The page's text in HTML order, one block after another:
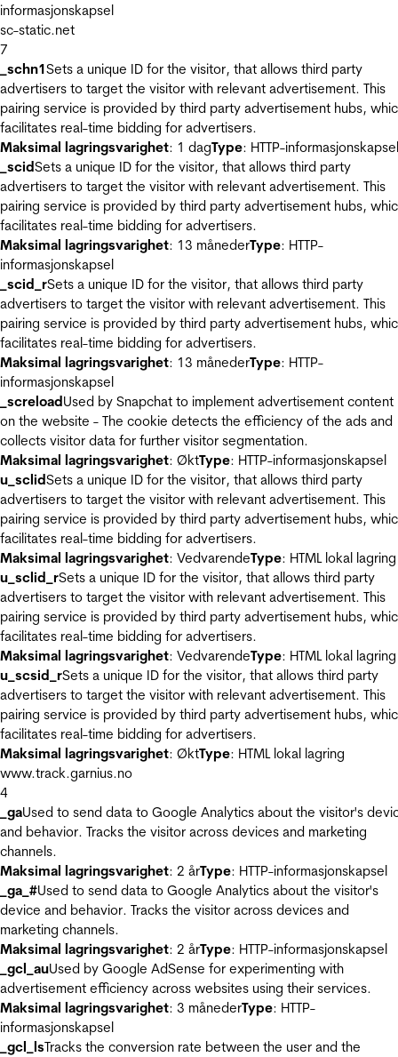
informasjonskapsel
sc-static.net
7
_schn1Sets a unique ID for the visitor, that allows third party
advertisers to target the visitor with relevant advertisement. This
pairing service is provided by third party advertisement hubs,
facilitates real-time bidding for advertisers.
Maksimal lagringsvarighet: 1 dagType: HTTP-informasjonskapsel
_scidSets a unique ID for the visitor, that allows third party
advertisers to target the visitor with relevant advertisement. This
pairing service is provided by third party advertisement hubs,
facilitates real-time bidding for advertisers.
Maksimal lagringsvarighet: 13 månederType: HTTP-
informasjonskapsel
_scid_rSets a unique ID for the visitor, that allows third party
advertisers to target the visitor with relevant advertisement. This
pairing service is provided by third party advertisement hubs,
facilitates real-time bidding for advertisers.
Maksimal lagringsvarighet: 13 månederType: HTTP-
informasjonskapsel
_screloadUsed by Snapchat to implement advertisement content
on the website - The cookie detects the efficiency of the ads and
collects visitor data for further visitor segmentation.
Maksimal lagringsvarighet: ØktType: HTTP-informasjonskapsel
u_sclidSets a unique ID for the visitor, that allows third party
advertisers to target the visitor with relevant advertisement. This
pairing service is provided by third party advertisement hubs,
facilitates real-time bidding for advertisers.
Maksimal lagringsvarighet: VedvarendeType: HTML lokal lagring
u_sclid_rSets a unique ID for the visitor, that allows third party
advertisers to target the visitor with relevant advertisement. This
pairing service is provided by third party advertisement hubs,
facilitates real-time bidding for advertisers.
Maksimal lagringsvarighet: VedvarendeType: HTML lokal lagring
u_scsid_rSets a unique ID for the visitor, that allows third party
advertisers to target the visitor with relevant advertisement. This
pairing service is provided by third party advertisement hubs,
facilitates real-time bidding for advertisers.
Maksimal lagringsvarighet: ØktType: HTML lokal lagring
www.track.garnius.no
4
_gaUsed to send data to Google Analytics about the visitor's
and behavior. Tracks the visitor across devices and marketing
channels.
Maksimal lagringsvarighet: 2 årType: HTTP-informasjonskapsel
_ga_#Used to send data to Google Analytics about the visitor's
device and behavior. Tracks the visitor across devices and
marketing channels.
Maksimal lagringsvarighet: 2 årType: HTTP-informasjonskapsel
_gcl_auUsed by Google AdSense for experimenting with
advertisement efficiency across websites using their services.
Maksimal lagringsvarighet: 3 månederType: HTTP-
informasjonskapsel
_gcl_lsTracks the conversion rate between the user and the